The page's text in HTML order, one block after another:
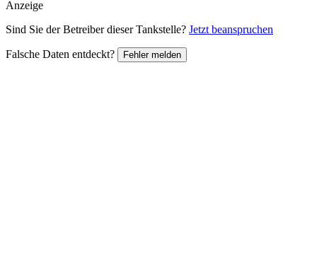
Anzeige
Sind Sie der Betreiber dieser Tankstelle? Jetzt beanspruchen
Falsche Daten entdeckt? Fehler melden